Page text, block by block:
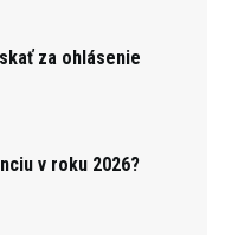
za ohlásenie
v roku 2026?